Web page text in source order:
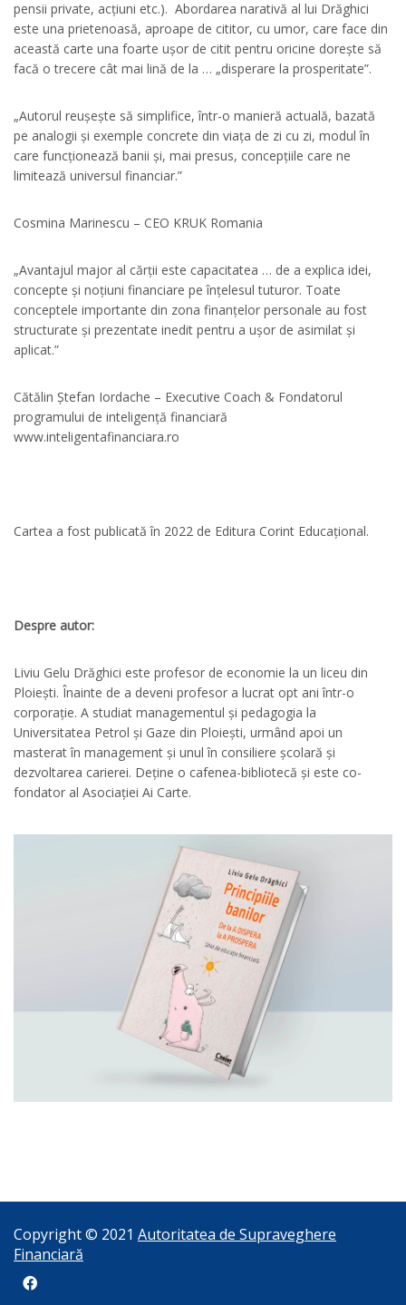
pensii private, acțiuni etc.). Abordarea narativă al lui Drăghici
este una prietenoasă, aproape de cititor, cu umor, care face din
această carte una foarte ușor de citit pentru oricine dorește să
facă o trecere cât mai lină de la … „disperare la prosperitate”.
„Autorul reușește să simplifice, într-o manieră actuală, bazată
pe analogii și exemple concrete din viața de zi cu zi, modul în
care funcționează banii și, mai presus, concepțiile care ne
limitează universul financiar.”
Cosmina Marinescu – CEO KRUK Romania
„Avantajul major al cărții este capacitatea … de a explica idei,
concepte și noțiuni financiare pe înțelesul tuturor. Toate
conceptele importante din zona finanțelor personale au fost
structurate și prezentate inedit pentru a ușor de asimilat și
aplicat.”
Cătălin Ștefan Iordache – Executive Coach & Fondatorul
programului de inteligență financiară
www.inteligentafinanciara.ro
Cartea a fost publicată în 2022 de Editura Corint Educațional.
Despre autor:
Liviu Gelu Drăghici este profesor de economie la un liceu din
Ploiești. Înainte de a deveni profesor a lucrat opt ani într-o
corporație. A studiat managementul și pedagogia la
Universitatea Petrol și Gaze din Ploiești, urmând apoi un
masterat în management și unul în consiliere școlară și
dezvoltarea carierei. Deține o cafenea-bibliotecă și este co-
fondator al Asociației Ai Carte.
Copyright © 2021 Autoritatea de Supraveghere
Financiară